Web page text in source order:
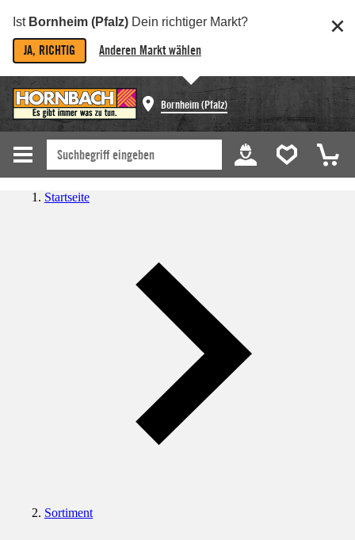
Ist Bornheim (Pfalz) Dein richtiger Markt?
JA, RICHTIG Anderen Markt wählen
Bornheim (Pfalz)
Startseite
Sortiment